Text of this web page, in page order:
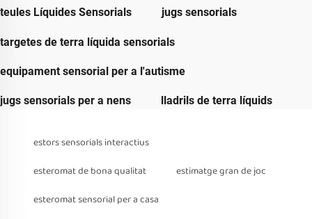
teules Líquides Sensorials jugs sensorials
targetes de terra líquida sensorials
equipament sensorial per a l'autisme
jugs sensorials per a nens lladrils de terra líquids
estors sensorials interactius
esteromat de bona qualitat
estimatge gran de joc
esteromat sensorial per a casa